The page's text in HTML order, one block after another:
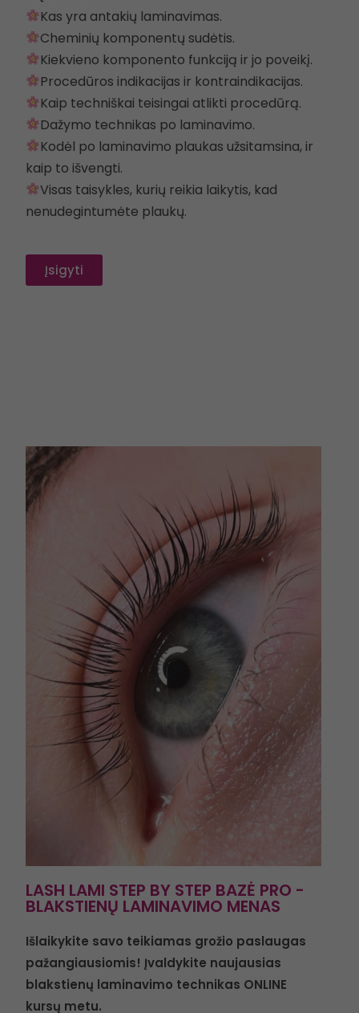
Kas yra antakių laminavimas.
Cheminių komponentų sudėtis.
Kiekvieno komponento funkciją ir jo poveikį.
Procedūros indikacijas ir kontraindikacijas.
Kaip techniškai teisingai atlikti procedūrą.
Dažymo technikas po laminavimo.
Kodėl po laminavimo plaukas užsitamsina, ir
kaip to išvengti.
Visas taisykles, kurių reikia laikytis, kad
nenudegintumėte plaukų.
Įsigyti
LASH LAMI STEP BY STEP BAZĖ PRO -
BLAKSTIENŲ LAMINAVIMO MENAS
Išlaikykite savo teikiamas grožio paslaugas
pažangiausiomis! Įvaldykite naujausias
blakstienų laminavimo technikas ONLINE
kursų metu.